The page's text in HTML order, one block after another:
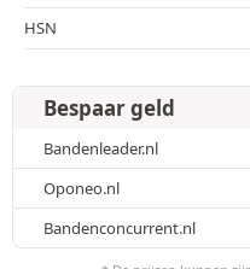
HSN
Bespaar geld
Bandenleader.nl
Oponeo.nl
Bandenconcurrent.nl